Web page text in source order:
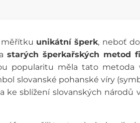
měřítku unikátní šperk, neboť
starých šperkařských metod
popularitu měla tato
slovanské pohanské víry
ke sblížení slovanských národů